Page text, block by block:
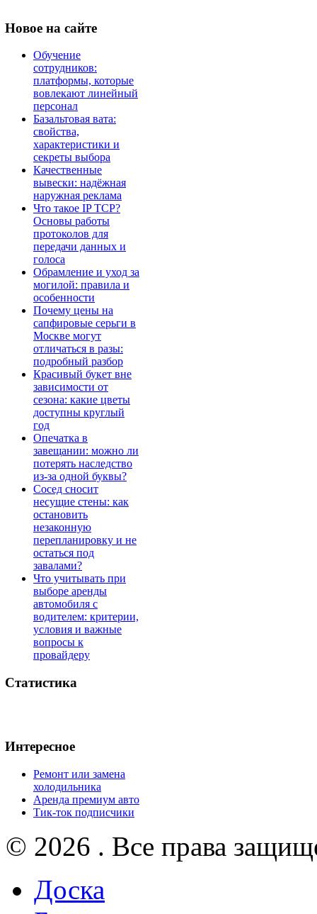
Новое на сайте
Обучение
сотрудников:
платформы, которые
вовлекают линейный
персонал
Базальтовая вата:
свойства,
характеристики и
секреты выбора
Качественные
вывески: надёжная
наружная реклама
Что такое IP TCP?
Основы работы
протоколов для
передачи данных и
голоса
Обрамление и уход за
могилой: правила и
особенности
Почему цены на
сапфировые серьги в
Москве могут
отличаться в разы:
подробный разбор
Красивый букет вне
зависимости от
сезона: какие цветы
доступны круглый
год
Опечатка в
завещании: можно ли
потерять наследство
из-за одной буквы?
Сосед сносит
несущие стены: как
остановить
незаконную
перепланировку и не
остаться под
завалами?
Что учитывать при
выборе аренды
автомобиля с
водителем: критерии,
условия и важные
вопросы к
провайдеру
Статистика
Интересное
Ремонт или замена
холодильника
Аренда премиум авто
Тик-ток подписчики
© 2026 . Все права
Доска